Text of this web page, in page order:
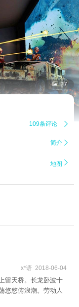
 27
109条评论 
简介 
地图 
x*语 2018-06-04
留天桥。长龙卧波十
悠悠俯浪潮。劳动人